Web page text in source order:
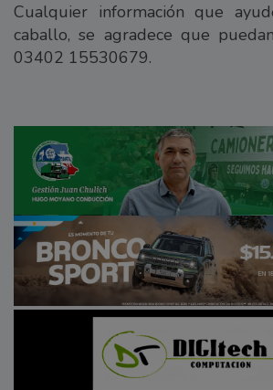
Cualquier información que
caballo, se agradece que
03402 15530679.